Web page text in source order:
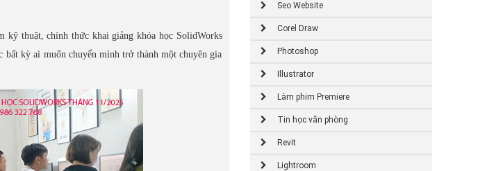
kỹ thuật, chính thức khai giảng khóa học SolidWorks
kỳ ai muốn chuyển mình trở thành một chuyên gia
Seo Website
Corel Draw
Photoshop
Illustrator
Làm phim Premiere
Tin học văn phòng
Revit
Lightroom